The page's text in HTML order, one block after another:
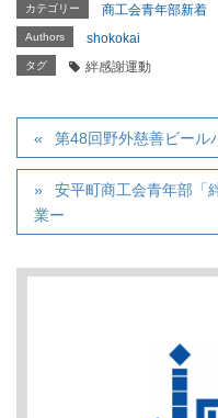
カテゴリー 商工会青年部新着
Authors shokokai
タグ 絆感謝運動
第48回野外慈善ビール
安平町商工会青年部
業ー